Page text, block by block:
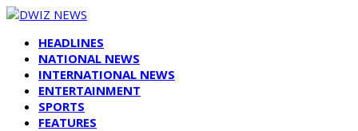
HEADLINES
NATIONAL NEWS
INTERNATIONAL NEWS
ENTERTAINMENT
SPORTS
FEATURES